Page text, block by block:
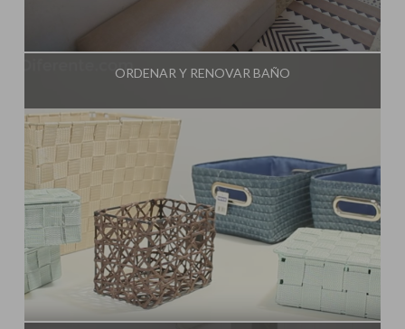
Una Casa Diferente
ORDENAR Y RENOVAR BAÑO
Influencer:Una Casa Diferente